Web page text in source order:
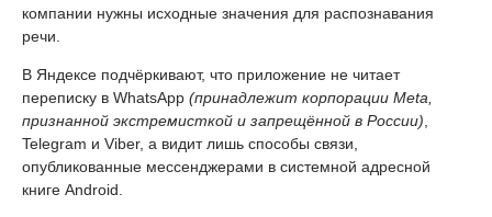
компании нужны исходные значения для распознавания
речи.
В Яндексе подчёркивают, что приложение не читает
переписку в WhatsApp (принадлежит корпорации Meta,
признанной экстремисткой и запрещённой в России)
Telegram и Viber, а видит лишь способы связи,
опубликованные мессенджерами в системной адресной
книге Android.